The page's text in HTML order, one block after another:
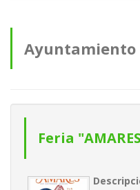
Ayuntamiento
Feria